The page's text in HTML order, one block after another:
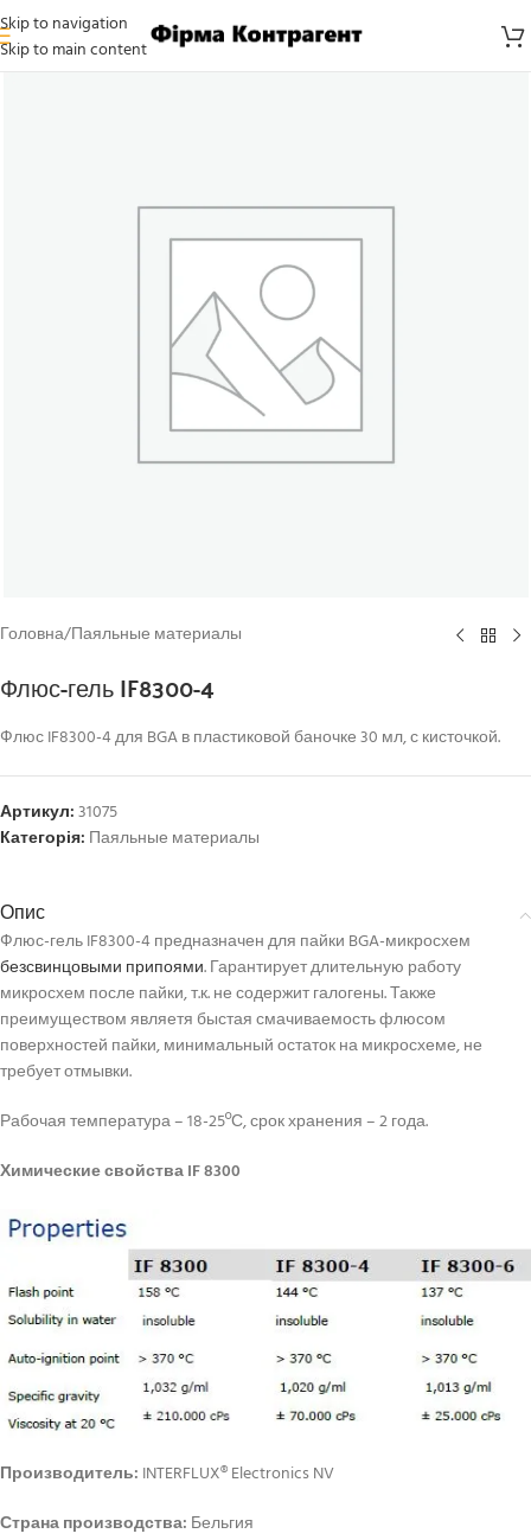
Skip to navigation
Skip to main content
Головна/Паяльные материалы
Флюс-гель IF8300-4
Флюс IF8300-4 для BGA в пластиковой баночке 30 мл, с кисточкой.
Артикул:31075
Категорія: Паяльные материалы
Опис
Флюс-гель IF8300-4 предназначен для пайки BGA-микросхем
безсвинцовыми припоями. Гарантирует длительную работу
микросхем после пайки, т.к. не содержит галогены. Также
преимуществом являетя быстая смачиваемость флюсом
поверхностей пайки, минимальный остаток на микросхеме, не
требует отмывки.
Рабочая температура – 18-25ºС, срок хранения – 2 года.
Химические свойства IF 8300
Производитель: INTERFLUX® Electronics NV
Страна производства: Бельгия